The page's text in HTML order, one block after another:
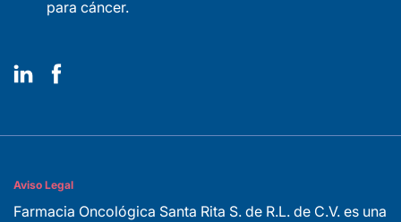
para cáncer.
Aviso Legal
Farmacia Oncológica Santa Rita S. de R.L. de C.V. es una